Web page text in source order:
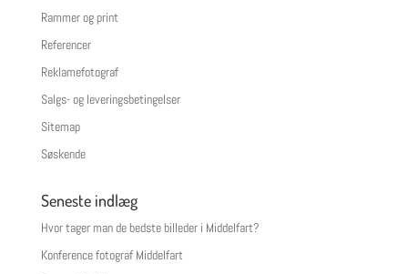
Rammer og print
Referencer
Reklamefotograf
Salgs- og leveringsbetingelser
Sitemap
Søskende
Seneste indlæg
Hvor tager man de bedste billeder i Middelfart?
Konference fotograf Middelfart